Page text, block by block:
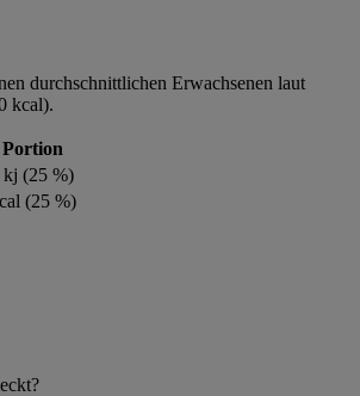
durchschnittlichen Erwachsenen laut
kcal).
kj (25 %)
(25 %)